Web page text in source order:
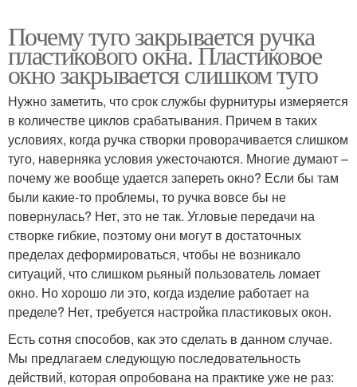
Почему туго закрывается ручка
пластикового окна. Пластиковое
окно закрывается слишком туго
Нужно заметить, что срок службы фурнитуры измеряется
в количестве циклов срабатывания. Причем в таких
условиях, когда ручка створки проворачивается слишком
туго, наверняка условия ужесточаются. Многие думают –
почему же вообще удается запереть окно? Если бы там
были какие-то проблемы, то ручка вовсе бы не
повернулась? Нет, это не так. Угловые передачи на
створке гибкие, поэтому они могут в достаточных
пределах деформироваться, чтобы не возникало
ситуаций, что слишком рьяный пользователь ломает
окно. Но хорошо ли это, когда изделие работает на
пределе? Нет, требуется настройка пластиковых окон.
Есть сотня способов, как это сделать в данном случае.
Мы предлагаем следующую последовательность
действий, которая опробована на практике уже не раз: